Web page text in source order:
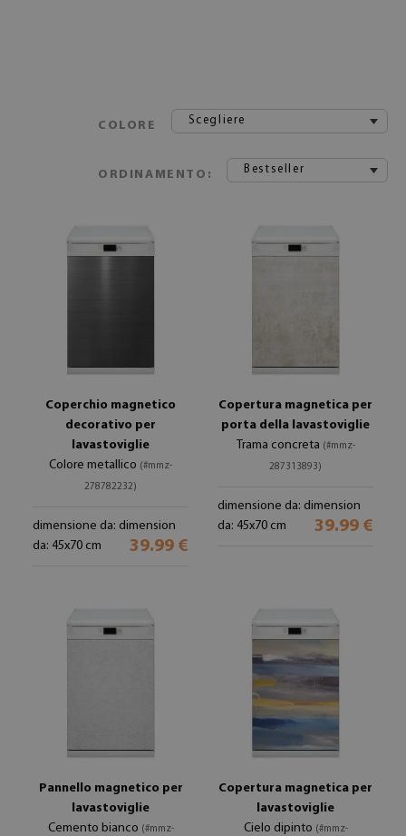
COLORE Scegliere
ORDINAMENTO: Bestseller
Coperchio magnetico
decorativo per
lavastoviglie
Colore metallico (#mmz-
278782232)
dimensione da: dimension
da: 45x70 cm
39.99 €
Copertura magnetica per
porta della lavastoviglie
Trama concreta (#mmz-
287313893)
dimensione da: dimension
da: 45x70 cm
39.99 €
Pannello magnetico per
lavastoviglie
Cemento bianco (#mmz-
Copertura magnetica per
lavastoviglie
Cielo dipinto (#mmz-